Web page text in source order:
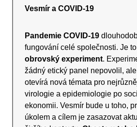
Vesmír a COVID-19
Pandemie COVID-19
fungování celé společnosti. Je
obrovský experiment.
žádný etický panel nepovolil,
otevírá nová témata pro
virologie a epidemiologie po
ekonomii. Vesmír bude u toho,
úkolem a cílem je zasazovat